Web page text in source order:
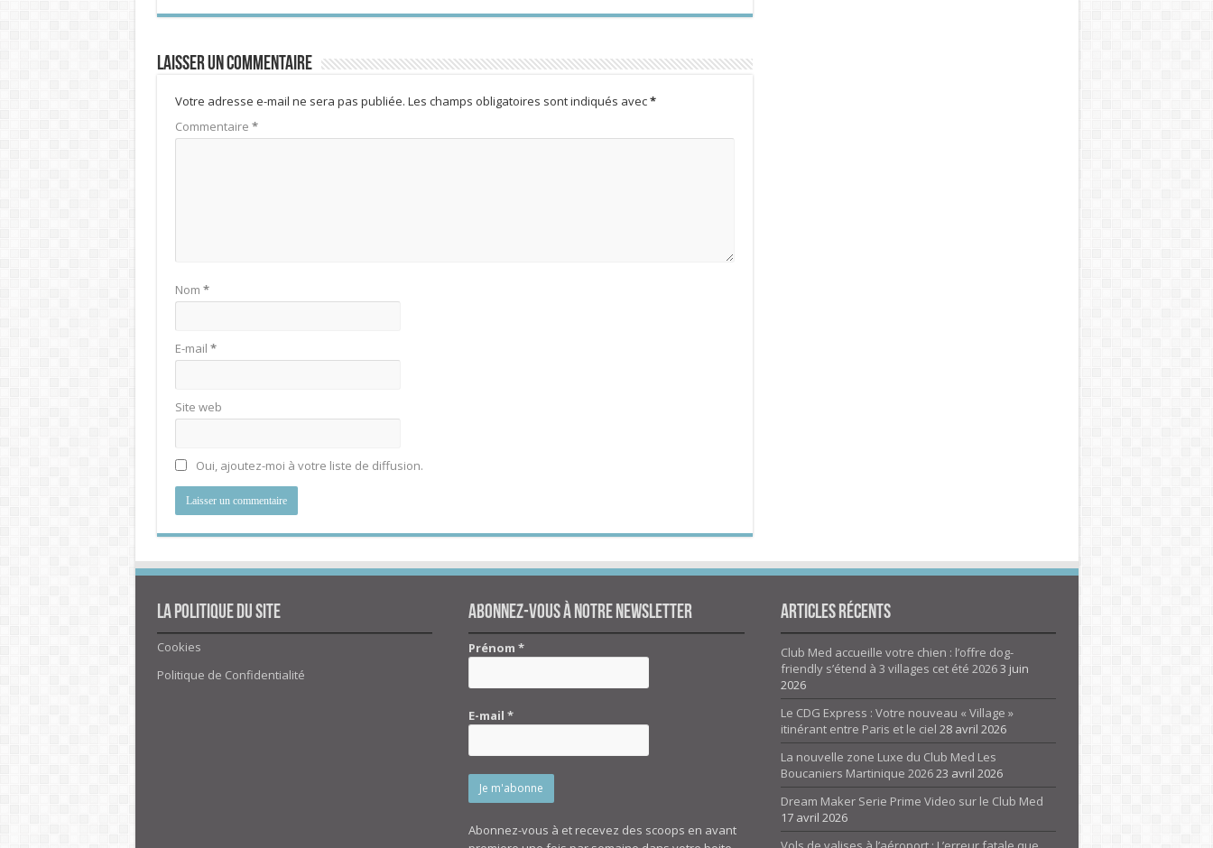
Laisser un commentaire
Votre adresse e-mail ne sera pas publiée. Les champs obligatoires sont indiqués avec*
Commentaire *
Nom *
E-mail *
Site web
Oui, ajoutez-moi à votre liste de diffusion.
La politique du site
Cookies
Politique de Confidentialité
Abonnez-vous à notre newsletter
Prénom*
E-mail*
Abonnez-vous à et recevez des scoops en avant
Articles Récents
Club Med accueille votre chien : l’offre dog-
friendly s’étend à 3 villages cet été 20263 juin
2026
Le CDG Express : Votre nouveau « Village »
itinérant entre Paris et le ciel 28 avril 2026
La nouvelle zone Luxe du Club Med Les
Boucaniers Martinique 202623 avril 2026
Dream Maker Serie Prime Video sur le Club Med
17 avril 2026